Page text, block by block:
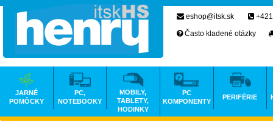
eshop@itsk.sk
Často kladené otázky
JARNÉ
POMÔCKY
PC,
NOTEBOOKY
MOBILY,
TABLETY,
HODINKY
PC
KOMPONENTY
PERIFÉRIE